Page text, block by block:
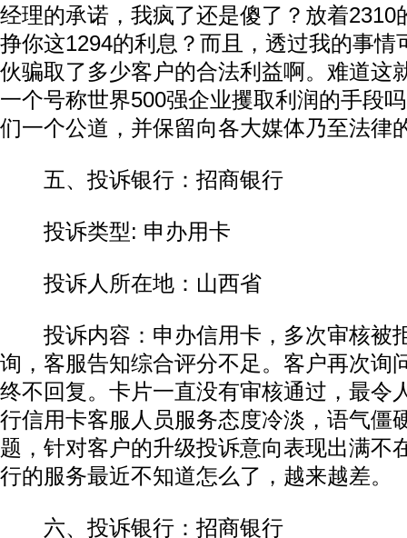
经理的承诺，我疯了还是傻了？放着2310
挣你这1294的利息？而且，透过我的事情
伙骗取了多少客户的合法利益啊。难道这
一个号称世界500强企业攫取利润的手段
们一个公道，并保留向各大媒体乃至法律
五、投诉银行：招商银行
投诉类型: 申办用卡
投诉人所在地：山西省
投诉内容：申办信用卡，多次审核被
询，客服告知综合评分不足。客户再次询
终不回复。卡片一直没有审核通过，最令
行信用卡客服人员服务态度冷淡，语气僵
题，针对客户的升级投诉意向表现出满不
行的服务最近不知道怎么了，越来越差。
六、投诉银行：招商银行